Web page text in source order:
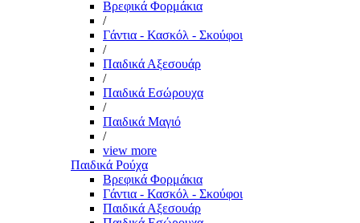
Βρεφικά Φορμάκια
/
Γάντια - Κασκόλ - Σκούφοι
/
Παιδικά Αξεσουάρ
/
Παιδικά Εσώρουχα
/
Παιδικά Μαγιό
/
view more
Παιδικά Ρούχα
Βρεφικά Φορμάκια
Γάντια - Κασκόλ - Σκούφοι
Παιδικά Αξεσουάρ